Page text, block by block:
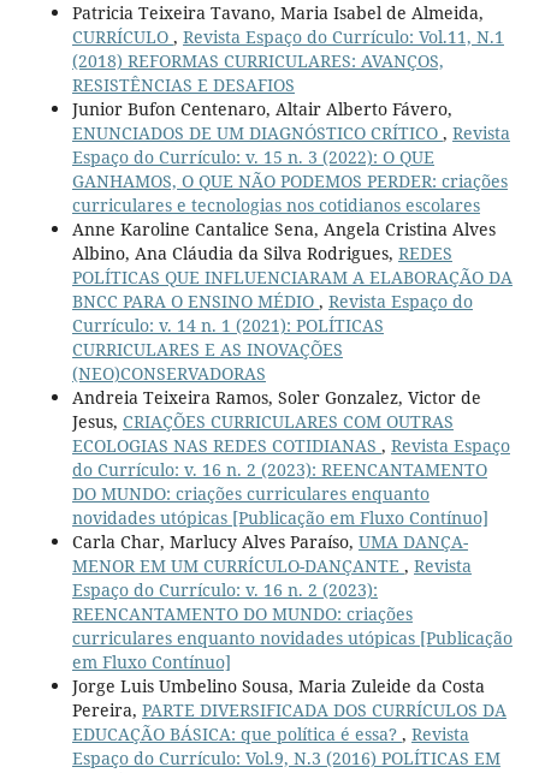
Patricia Teixeira Tavano, Maria Isabel de Almeida,
CURRÍCULO , Revista Espaço do Currículo: Vol.11, N.1
(2018) REFORMAS CURRICULARES: AVANÇOS,
RESISTÊNCIAS E DESAFIOS
Junior Bufon Centenaro, Altair Alberto Fávero,
ENUNCIADOS DE UM DIAGNÓSTICO CRÍTICO , Revista
Espaço do Currículo: v. 15 n. 3 (2022): O QUE
GANHAMOS, O QUE NÃO PODEMOS PERDER: criações
curriculares e tecnologias nos cotidianos escolares
Anne Karoline Cantalice Sena, Angela Cristina Alves
Albino, Ana Cláudia da Silva Rodrigues, REDES
POLÍTICAS QUE INFLUENCIARAM A ELABORAÇÃO DA
BNCC PARA O ENSINO MÉDIO , Revista Espaço do
Currículo: v. 14 n. 1 (2021): POLÍTICAS
CURRICULARES E AS INOVAÇÕES
(NEO)CONSERVADORAS
Andreia Teixeira Ramos, Soler Gonzalez, Victor de
Jesus, CRIAÇÕES CURRICULARES COM OUTRAS
ECOLOGIAS NAS REDES COTIDIANAS , Revista Espaço
do Currículo: v. 16 n. 2 (2023): REENCANTAMENTO
DO MUNDO: criações curriculares enquanto
novidades utópicas [Publicação em Fluxo Contínuo]
Carla Char, Marlucy Alves Paraíso, UMA DANÇA-
MENOR EM UM CURRÍCULO-DANÇANTE , Revista
Espaço do Currículo: v. 16 n. 2 (2023):
REENCANTAMENTO DO MUNDO: criações
curriculares enquanto novidades utópicas [Publicação
em Fluxo Contínuo]
Jorge Luis Umbelino Sousa, Maria Zuleide da Costa
Pereira, PARTE DIVERSIFICADA DOS CURRÍCULOS DA
EDUCAÇÃO BÁSICA: que política é essa? , Revista
Espaço do Currículo: Vol.9, N.3 (2016) POLÍTICAS EM